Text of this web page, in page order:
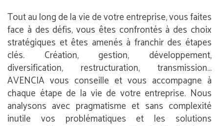
Tout au long de la vie de votre entreprise, vous faites
face à des défis, vous êtes confrontés à des choix
stratégiques et êtes amenés à franchir des étapes
clés. Création, gestion, développement,
diversification, restructuration, transmission…
AVENCIA vous conseille et vous accompagne à
chaque étape de la vie de votre entreprise. Nous
analysons avec pragmatisme et sans complexité
inutile vos problématiques et les solutions